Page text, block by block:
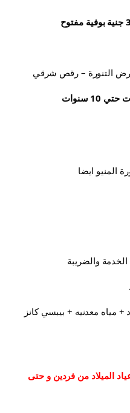
التنورة – رقص شرقي
المنيو ايضا
مياه معدنيه + بيبسي كانز